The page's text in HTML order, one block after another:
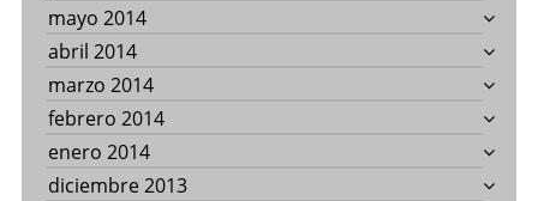
mayo 2014
abril 2014
marzo 2014
febrero 2014
enero 2014
diciembre 2013